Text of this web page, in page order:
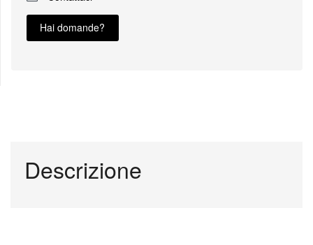
Hai domande?
Descrizione